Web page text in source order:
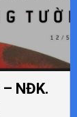
– NĐK.